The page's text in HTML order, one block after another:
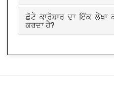
ਛੋਟੇ ਕਾਰੋਬਾਰ ਦਾ ਇੱਕ ਲੇਖਾ
ਕਰਦਾ ਹੈ?